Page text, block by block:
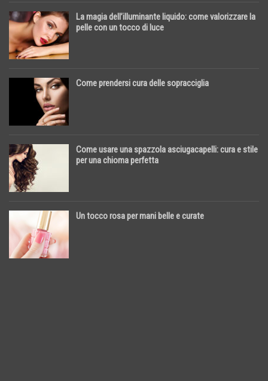
La magia dell’illuminante liquido: come valorizzare la
pelle con un tocco di luce
Come prendersi cura delle sopracciglia
Come usare una spazzola asciugacapelli: cura e stile
per una chioma perfetta
Un tocco rosa per mani belle e curate